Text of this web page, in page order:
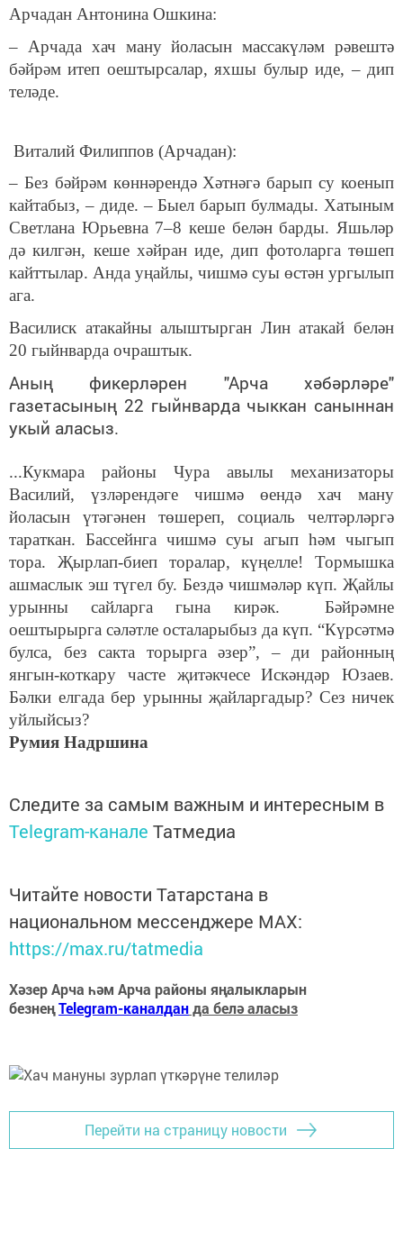
Арчадан Антонина Ошкина:
– Арчада хач ману йоласын массакүләм рәвештә
бәйрәм итеп оештырсалар, яхшы булыр иде, – дип
теләде.
Виталий Филиппов (Арчадан):
– Без бәйрәм көннәрендә Хәтнәгә барып су коенып
кайтабыз, – диде. – Быел барып булмады. Хатыным
Светлана Юрьевна 7–8 кеше белән барды. Яшьләр
дә килгән, кеше хәйран иде, дип фотоларга төшеп
кайттылар. Анда уңайлы, чишмә суы өстән ургылып
ага.
Василиск атакайны алыштырган Лин атакай белән
20 гыйнварда очраштык.
Аның фикерләрен "Арча хәбәрләре"
газетасының 22 гыйнварда чыккан саныннан
укый аласыз.
...Кукмара районы Чура авылы механизаторы
Василий, үзләрендәге чишмә өендә хач ману
йоласын үтәгәнен төшереп, социаль челтәрләргә
тараткан. Бассейнга чишмә суы агып һәм чыгып
тора. Җырлап-биеп торалар, күңелле! Тормышка
ашмаслык эш түгел бу. Бездә чишмәләр күп. Җайлы
урынны сайларга гына кирәк. Бәйрәмне
оештырырга сәләтле осталарыбыз да күп. “Күрсәтмә
булса, без сакта торырга әзер”, – ди районның
янгын-коткару часте җитәкчесе Искәндәр Юзаев.
Бәлки елгада бер урынны җайларгадыр? Сез ничек
уйлыйсыз?
Румия Надршина
Следите за самым важным и интересным в
Telegram-канале Татмедиа
Читайте новости Татарстана в
национальном мессенджере MАХ:
https://max.ru/tatmedia
Хәзер Арча һәм Арча районы яңалыкларын
безнеңTelegram-каналданда белә аласыз
Перейти на страницу новости